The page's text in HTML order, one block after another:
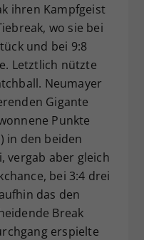
ihren Kampfgeist
wo sie bei
und bei 9:8
Letztlich nützte
Neumayer
Gigante
Punkte
in den beiden
vergab aber gleich
bei 3:4 drei
das den
Break
erspielte